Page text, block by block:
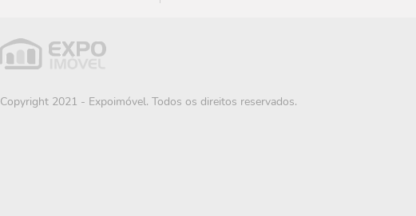
Copyright 2021 - Expoimóvel. Todos os direitos reservados.